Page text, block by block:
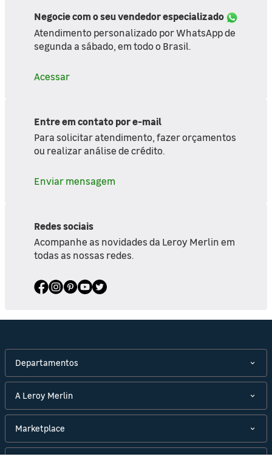
Negocie com o seu vendedor especializado
Atendimento personalizado por WhatsApp de
segunda a sábado, em todo o Brasil.
Acessar
Entre em contato por e-mail
Para solicitar atendimento, fazer orçamentos
ou realizar análise de crédito.
Enviar mensagem
Redes sociais
Acompanhe as novidades da Leroy Merlin em
todas as nossas redes.
Departamentos
A Leroy Merlin
Marketplace